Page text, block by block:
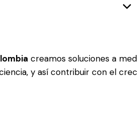
creamos soluciones a
y así contribuir con el